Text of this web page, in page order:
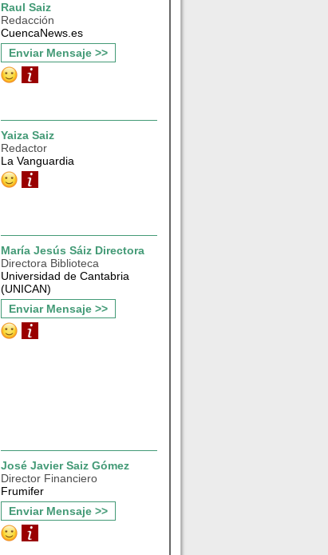
Raul Saiz
Redacción
CuencaNews.es
Enviar Mensaje >>
Yaiza Saiz
Redactor
La Vanguardia
María Jesús Sáiz Directora
Directora Biblioteca
Universidad de Cantabria
(UNICAN)
Enviar Mensaje >>
José Javier Saiz Gómez
Director Financiero
Frumifer
Enviar Mensaje >>